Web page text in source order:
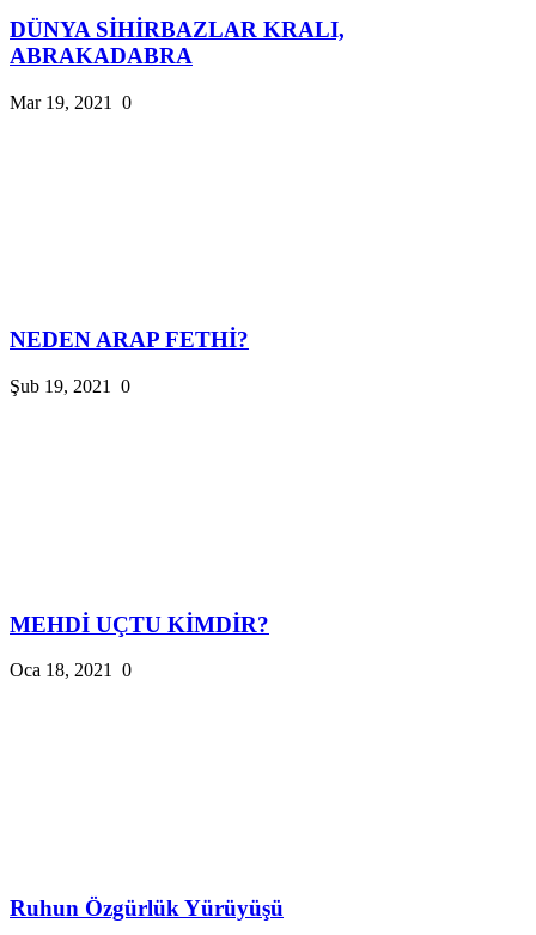
DÜNYA SİHİRBAZLAR KRALI,
ABRAKADABRA
Mar 19, 2021 0
NEDEN ARAP FETHİ?
Şub 19, 2021 0
MEHDİ UÇTU KİMDİR?
Oca 18, 2021 0
Ruhun Özgürlük Yürüyüşü